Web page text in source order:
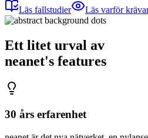
Läs fallstudier Läs varför
Ett litet urval av
neanet's features
30 års erfarenhet